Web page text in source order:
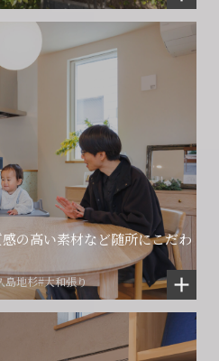
の高い素材など随所にこだわ
島地杉#大和張り